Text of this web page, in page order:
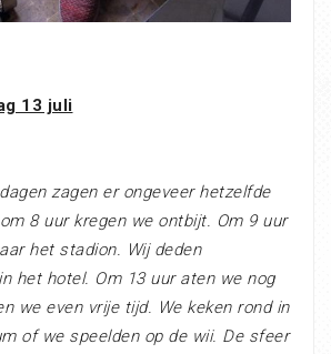
13 juli
zagen er ongeveer hetzelfde
8 uur kregen we ontbijt. Om 9 uur
het stadion. Wij deden
het hotel. Om 13 uur aten we nog
we even vrije tijd. We keken rond in
of we speelden op de wii. De sfeer